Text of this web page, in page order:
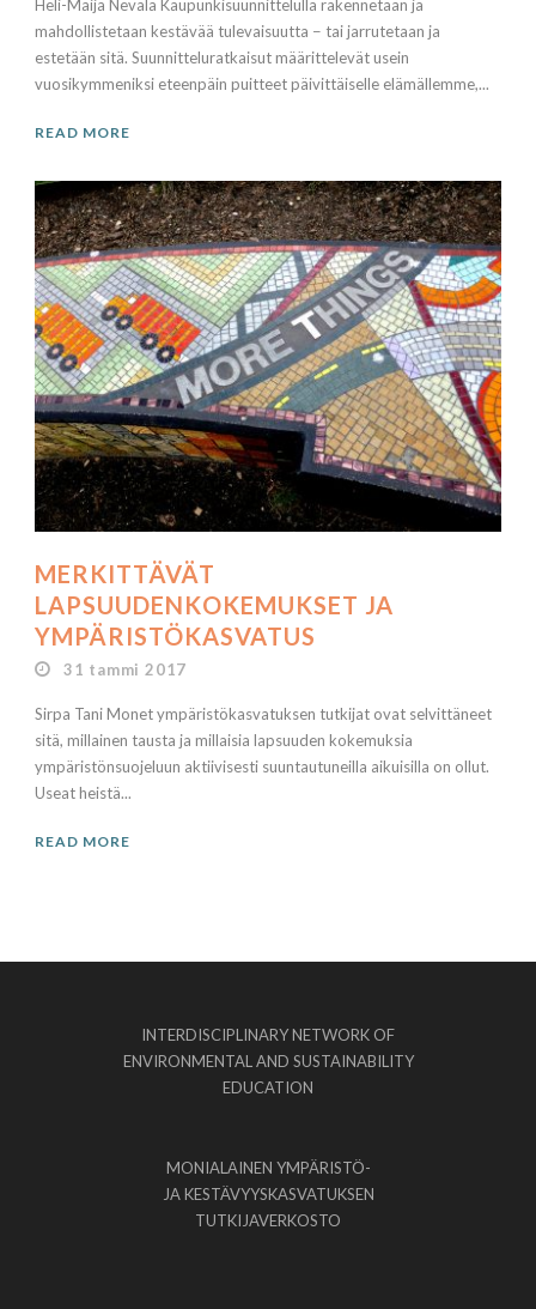
Heli-Maija Nevala Kaupunkisuunnittelulla rakennetaan ja
mahdollistetaan kestävää tulevaisuutta − tai jarrutetaan ja
estetään sitä. Suunnitteluratkaisut määrittelevät usein
vuosikymmeniksi eteenpäin puitteet päivittäiselle elämällemme,...
READ MORE
MERKITTÄVÄT
LAPSUUDENKOKEMUKSET JA
YMPÄRISTÖKASVATUS
31 tammi 2017
Sirpa Tani Monet ympäristökasvatuksen tutkijat ovat selvittäneet
sitä, millainen tausta ja millaisia lapsuuden kokemuksia
ympäristönsuojeluun aktiivisesti suuntautuneilla aikuisilla on ollut.
Useat heistä...
READ MORE
INTERDISCIPLINARY NETWORK OF
ENVIRONMENTAL AND SUSTAINABILITY
EDUCATION
MONIALAINEN YMPÄRISTÖ-
JA KESTÄVYYSKASVATUKSEN
TUTKIJAVERKOSTO